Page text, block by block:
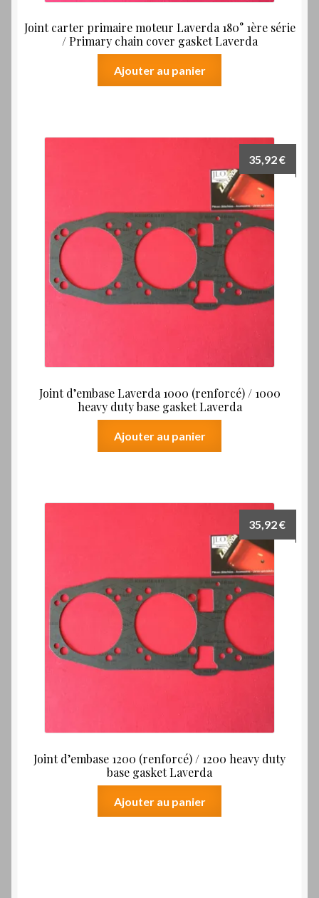
Joint carter primaire moteur Laverda 180° 1ère série
/ Primary chain cover gasket Laverda
Ajouter au panier
Joint d’embase Laverda 1000 (renforcé) / 1000
heavy duty base gasket Laverda
35,92€
Ajouter au panier
Joint d’embase 1200 (renforcé) / 1200 heavy duty
base gasket Laverda
35,92€
Ajouter au panier